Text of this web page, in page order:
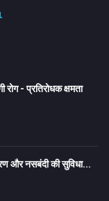
- प्रतिरोधक क्षमता
और नसबंदी की सुविधा...